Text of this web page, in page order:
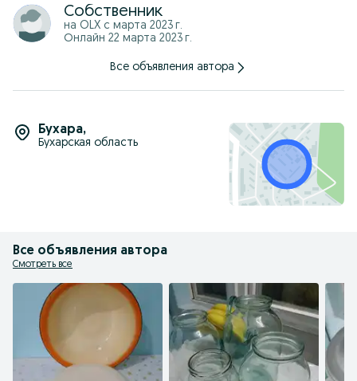
Собственник
на OLX с марта 2023 г.
Онлайн 22 марта 2023 г.
Все объявления автора
Бухара,
Бухарская область
Все объявления автора
Смотреть все